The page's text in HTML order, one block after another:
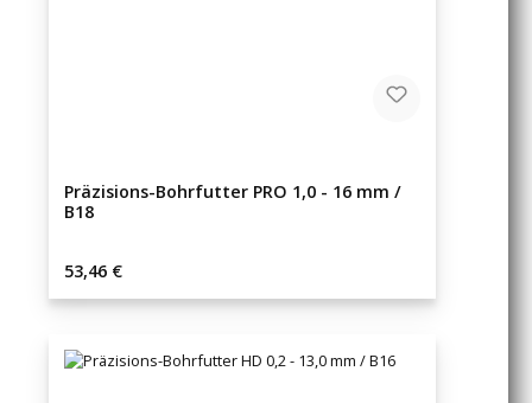
Präzisions-Bohrfutter PRO 1,0 - 16 mm /
B18
Regulärer Preis:
53,46 €